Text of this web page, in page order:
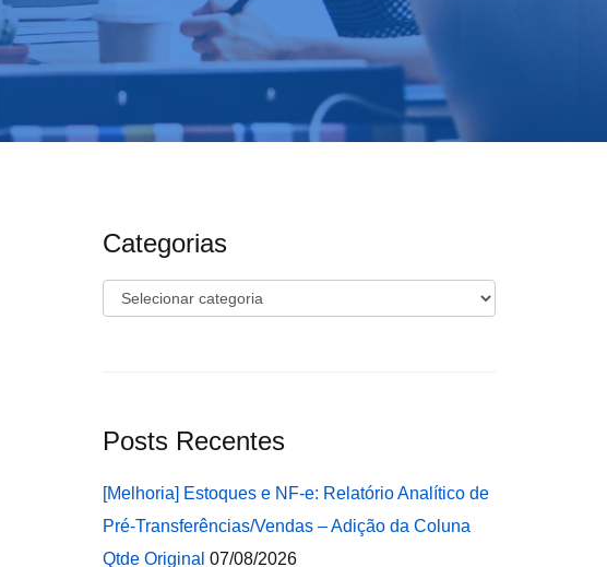
Categorias
Categorias
Posts Recentes
[Melhoria] Estoques e NF-e: Relatório Analítico de
Pré-Transferências/Vendas – Adição da Coluna
Qtde Original 07/08/2026